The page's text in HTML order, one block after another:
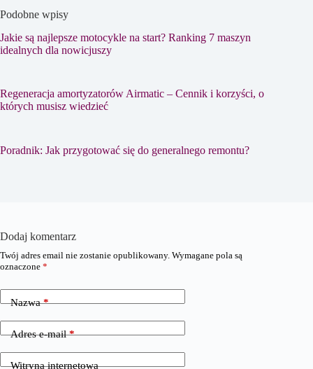
Podobne wpisy
Jakie są najlepsze motocykle na start? Ranking 7 maszyn
idealnych dla nowicjuszy
Regeneracja amortyzatorów Airmatic – Cennik i korzyści, o
których musisz wiedzieć
Poradnik: Jak przygotować się do generalnego remontu?
Dodaj komentarz
Twój adres email nie zostanie opublikowany. Wymagane pola są
oznaczone *
Nazwa*
Adres e-mail*
Witryna internetowa